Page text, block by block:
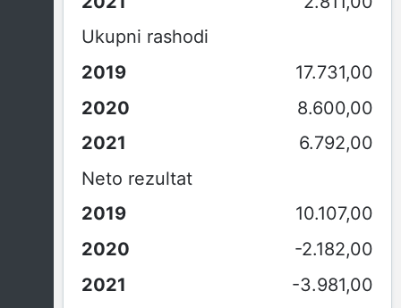
Ukupni rashodi
17.731,00
8.600,00
6.792,00
Neto rezultat
10.107,00
-2.182,00
-3.981,00